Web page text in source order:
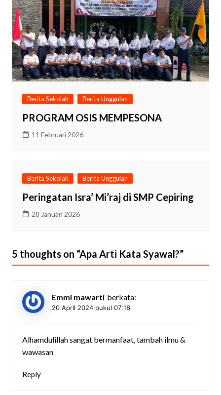
Berita Sekolah Berita Unggulan
PROGRAM OSIS MEMPESONA
11 Februari 2026
Berita Sekolah Berita Unggulan
Peringatan Isra’ Mi’raj di SMP Cepiring
28 Januari 2026
5 thoughts on “Apa Arti Kata Syawal?”
Emmi mawarti berkata:
20 April 2024 pukul 07:18
Alhamdulillah sangat bermanfaat, tambah ilmu &
wawasan
Reply